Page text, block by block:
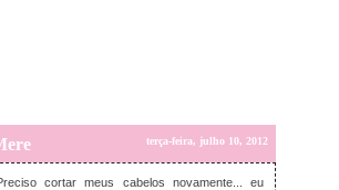
terça-feira, julho 10, 2012
cortar meus cabelos novamente... eu